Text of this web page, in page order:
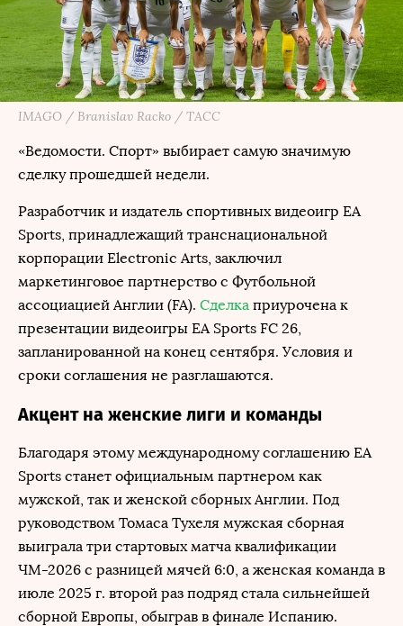
IMAGO / Branislav Racko / ТАСС
«Ведомости. Спорт» выбирает самую значимую
сделку прошедшей недели.
Разработчик и издатель спортивных видеоигр EA
Sports, принадлежащий транснациональной
корпорации Electronic Arts, заключил
маркетинговое партнерство с Футбольной
ассоциацией Англии (FA). Сделка приурочена к
презентации видеоигры EA Sports FC 26,
запланированной на конец сентября. Условия и
сроки соглашения не разглашаются.
Акцент на женские лиги и команды
Благодаря этому международному соглашению EA
Sports станет официальным партнером как
мужской, так и женской сборных Англии. Под
руководством Томаса Тухеля мужская сборная
выиграла три стартовых матча квалификации
ЧМ-2026 с разницей мячей 6:0, а женская команда в
июле 2025 г. второй раз подряд стала сильнейшей
сборной Европы, обыграв в финале Испанию.